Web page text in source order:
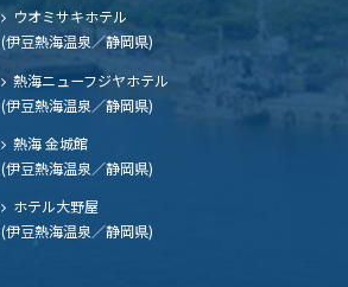
ウオミサキホテル
(伊豆熱海温泉／静岡県)
熱海ニューフジヤホテル
(伊豆熱海温泉／静岡県)
熱海 金城館
(伊豆熱海温泉／静岡県)
ホテル大野屋
(伊豆熱海温泉／静岡県)